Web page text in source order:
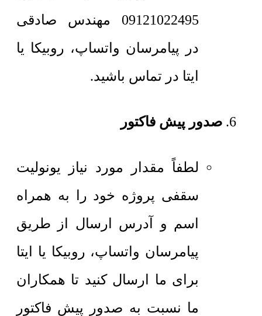
09121022495 مهندس صادقی
در پیامرسان واتساپ، روبیکا یا
ایتا در تماس باشید.
صدور پیش فاکتور
لطفاً مقدار مورد نیاز یونولیت
سقفی پروژه خود را به همراه
اسم و آدرس ارسال از طریق
پیامرسان واتساپ، روبیکا یا ایتا
برای ما ارسال کنید تا همکاران
ما نسبت به صدور پیش فاکتور